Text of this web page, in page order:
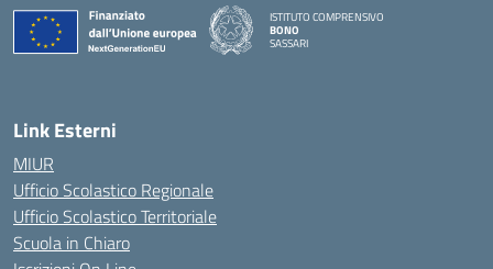
ISTITUTO COMPRENSIVO
BONO
SASSARI
Link Esterni
MIUR
Ufficio Scolastico Regionale
Ufficio Scolastico Territoriale
Scuola in Chiaro